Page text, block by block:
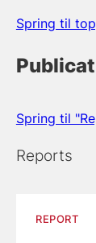
Spring til
Spring til
Reports
REPORT